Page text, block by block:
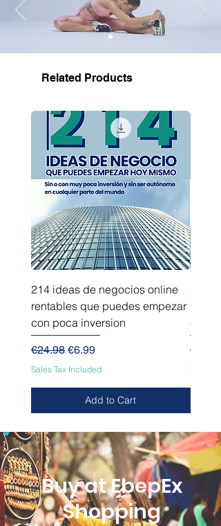
Related Products
214 ideas de negocios online
rentables que puedes empezar
con poca inversion
Regular Price
€24.98 Sale Price
€6.99
Sales Tax Included
Add to Cart
214
€24.98
Sales
Buy at EbepEx
Shopping